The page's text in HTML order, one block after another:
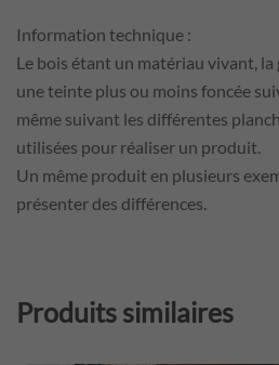
Information technique :
Le bois étant un matériau vivant,
une teinte plus ou moins foncée
même suivant les différentes
utilisées pour réaliser un produit.
Un même produit en plusieurs
présenter des différences.
Produits similaires